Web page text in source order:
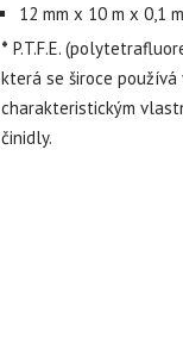
12 mm x 10 m x 0,1
* P.T.F.E.
která se široce
charakteristickým
činidly.